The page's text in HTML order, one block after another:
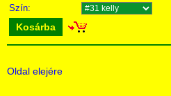
Szín:
Kosárba
Oldal elejére